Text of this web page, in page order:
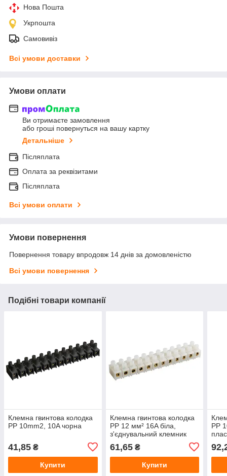
Нова Пошта
Укрпошта
Самовивіз
Всі умови доставки
Умови оплати
Ви отримаєте замовлення
або гроші повернуться на вашу картку
Детальніше
Післяплата
Оплата за реквізитами
Післяплата
Всі умови оплати
Умови повернення
Повернення товару впродовж 14 днів за домовленістю
Всі умови повернення
Подібні товари компанії
Клемна гвинтова колодка
PP 10mm2, 10A чорна
41,85 ₴
Купити
Клемна гвинтова колодка
PP 12 мм² 16A біла,
з'єднувальний клемник
блок
61,65₴
Купити
PP